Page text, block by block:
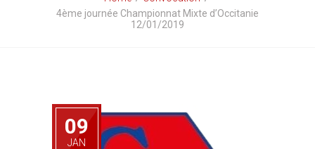
4ème journée Championnat Mixte d’Occitanie
12/01/2019
09
JAN